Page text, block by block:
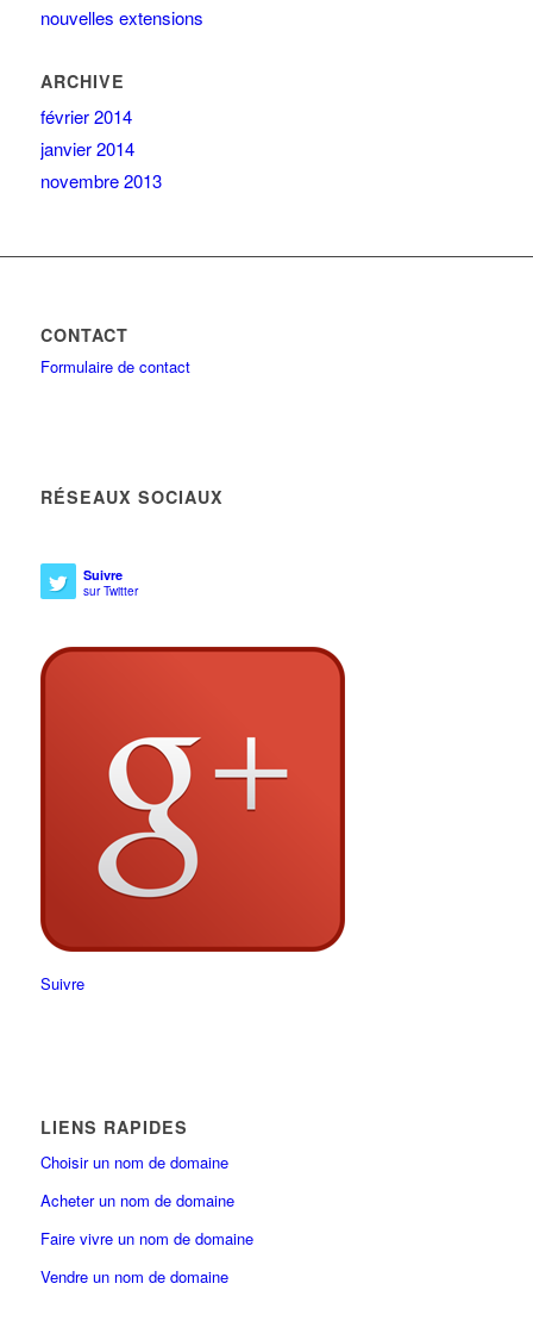
nouvelles extensions
ARCHIVE
février 2014
janvier 2014
novembre 2013
CONTACT
Formulaire de contact
RÉSEAUX SOCIAUX
Suivre
sur Twitter
Suivre
LIENS RAPIDES
Choisir un nom de domaine
Acheter un nom de domaine
Faire vivre un nom de domaine
Vendre un nom de domaine